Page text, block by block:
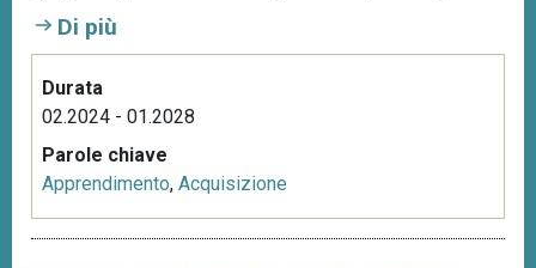
Di più
Durata
02.2024 - 01.2028
Parole chiave
Apprendimento, Acquisizione